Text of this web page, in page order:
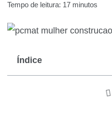
Tempo de leitura: 17 minutos
Índice